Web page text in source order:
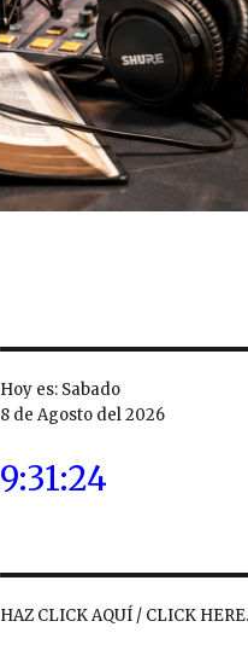
Hoy es: Sabado
8 de Agosto del 2026
9:31:25
HAZ CLICK AQUÍ / CLICK